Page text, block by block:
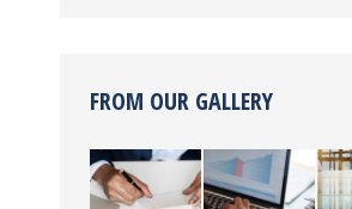
FROM OUR GALLERY